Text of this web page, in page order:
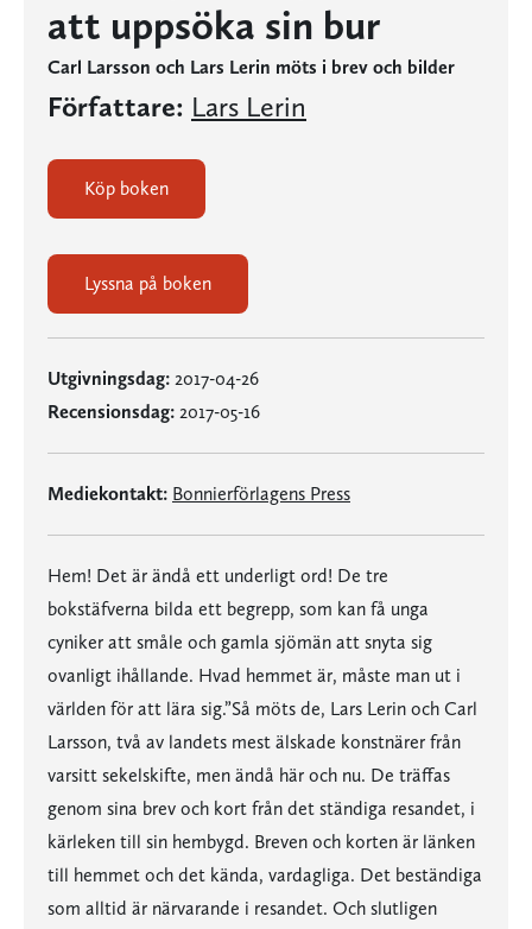
att uppsöka sin bur
Carl Larsson och Lars Lerin möts i brev och bilder
Författare: Lars Lerin
Köp boken
Lyssna på boken
Utgivningsdag: 2017-04-26
Recensionsdag: 2017-05-16
Mediekontakt: Bonnierförlagens Press
Hem! Det är ändå ett underligt ord! De tre
bokstäfverna bilda ett begrepp, som kan få unga
cyniker att småle och gamla sjömän att snyta sig
ovanligt ihållande. Hvad hemmet är, måste man ut i
världen för att lära sig.”Så möts de, Lars Lerin och Carl
Larsson, två av landets mest älskade konstnärer från
varsitt sekelskifte, men ändå här och nu. De träffas
genom sina brev och kort från det ständiga resandet, i
kärleken till sin hembygd. Breven och korten är länken
till hemmet och det kända, vardagliga. Det beständiga
som alltid är närvarande i resandet. Och slutligen